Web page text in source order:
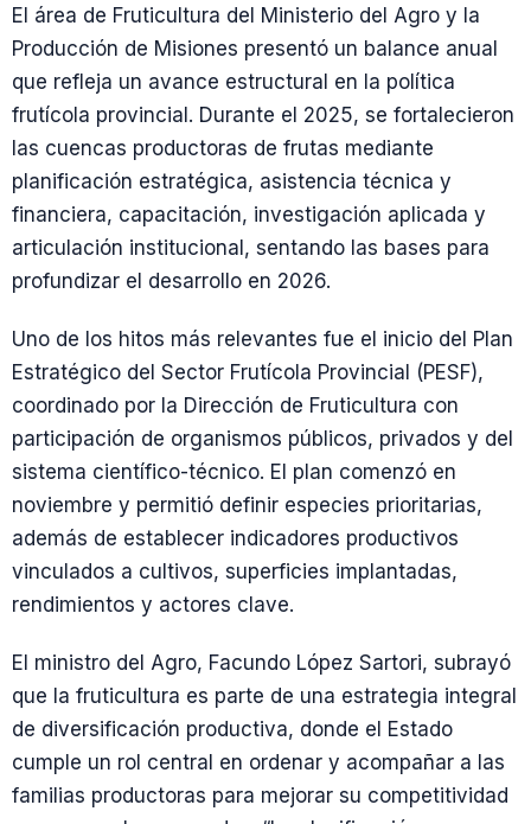
El área de Fruticultura del Ministerio del Agro y la
Producción de Misiones presentó un balance anual
que refleja un avance estructural en la política
frutícola provincial. Durante el 2025, se fortalecieron
las cuencas productoras de frutas mediante
planificación estratégica, asistencia técnica y
financiera, capacitación, investigación aplicada y
articulación institucional, sentando las bases para
profundizar el desarrollo en 2026.
Uno de los hitos más relevantes fue el inicio del Plan
Estratégico del Sector Frutícola Provincial (PESF),
coordinado por la Dirección de Fruticultura con
participación de organismos públicos, privados y del
sistema científico-técnico. El plan comenzó en
noviembre y permitió definir especies prioritarias,
además de establecer indicadores productivos
vinculados a cultivos, superficies implantadas,
rendimientos y actores clave.
El ministro del Agro, Facundo López Sartori, subrayó
que la fruticultura es parte de una estrategia integral
de diversificación productiva, donde el Estado
cumple un rol central en ordenar y acompañar a las
familias productoras para mejorar su competitividad